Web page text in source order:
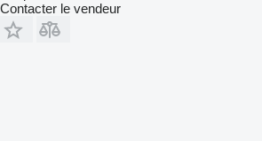
Contacter le vendeur